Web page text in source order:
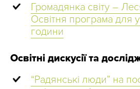
Громадянка світу –
Освітня програма для
години
Освітні дискусії та
“Радянські люди” на